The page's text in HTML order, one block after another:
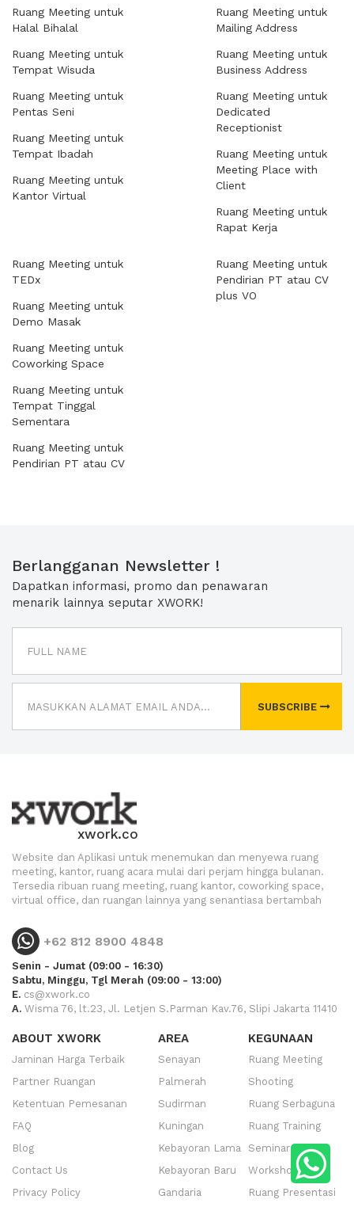
Ruang Meeting untuk
Halal Bihalal
Ruang Meeting untuk
Tempat Wisuda
Ruang Meeting untuk
Pentas Seni
Ruang Meeting untuk
Tempat Ibadah
Ruang Meeting untuk
Kantor Virtual
Ruang Meeting untuk
Mailing Address
Ruang Meeting untuk
Business Address
Ruang Meeting untuk
Dedicated
Receptionist
Ruang Meeting untuk
Meeting Place with
Client
Ruang Meeting untuk
Rapat Kerja
Ruang Meeting untuk
TEDx
Ruang Meeting untuk
Demo Masak
Ruang Meeting untuk
Coworking Space
Ruang Meeting untuk
Tempat Tinggal
Sementara
Ruang Meeting untuk
Pendirian PT atau CV
Ruang Meeting untuk
Pendirian PT atau CV
plus VO
Berlangganan Newsletter !
Dapatkan informasi, promo dan penawaran
menarik lainnya seputar XWORK!
SUBSCRIBE
xwork.co
Website dan Aplikasi untuk menemukan dan menyewa ruang
meeting, kantor, ruang acara mulai dari perjam hingga bulanan.
Tersedia ribuan ruang meeting, ruang kantor, coworking space,
virtual office, dan ruangan lainnya yang senantiasa bertambah
+62 812 8900 4848
Senin - Jumat (09:00 - 16:30)
Sabtu, Minggu, Tgl Merah (09:00 - 13:00)
E. cs@xwork.co
A. Wisma 76, lt.23, Jl. Letjen S.Parman Kav.76, Slipi Jakarta 11410
ABOUT XWORK
Jaminan Harga Terbaik
Partner Ruangan
Ketentuan Pemesanan
FAQ
Blog
Contact Us
Privacy Policy
AREA
Senayan
Palmerah
Sudirman
Kuningan
Kebayoran Lama
Kebayoran Baru
Gandaria
KEGUNAAN
Ruang Meeting
Shooting
Ruang Serbaguna
Ruang Training
Seminar
Workshop
Ruang Presentasi